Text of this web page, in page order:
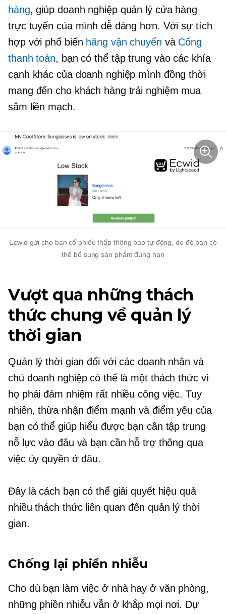
hàng, giúp doanh nghiệp quản lý cửa hàng
trực tuyến của mình dễ dàng hơn. Với sự tích
hợp với phổ biến hãng vận chuyển và Cổng
thanh toán, bạn có thể tập trung vào các khía
cạnh khác của doanh nghiệp mình đồng thời
mang đến cho khách hàng trải nghiệm mua
sắm liền mạch.
Ecwid gửi cho bạncổ phiếu thấp thông báo tự động, do đó bạn có
thể bổ sung sản phẩm đúng hạn
Vượt qua những thách
thức chung về quản lý
thời gian
Quản lý thời gian đối với các doanh nhân và
chủ doanh nghiệp có thể là một thách thức vì
họ phải đảm nhiệm rất nhiều công việc. Tuy
nhiên, thừa nhận điểm mạnh và điểm yếu của
bạn có thể giúp hiểu được bạn cần tập trung
nỗ lực vào đâu và bạn cần hỗ trợ thông qua
việc ủy ​​quyền ở đâu.
Đây là cách bạn có thể giải quyết hiệu quả
nhiều thách thức liên quan đến quản lý thời
gian.
Chống lại phiền nhiễu
Cho dù bạn làm việc ở nhà hay ở văn phòng,
những phiền nhiễu vẫn ở khắp mọi nơi. Dự